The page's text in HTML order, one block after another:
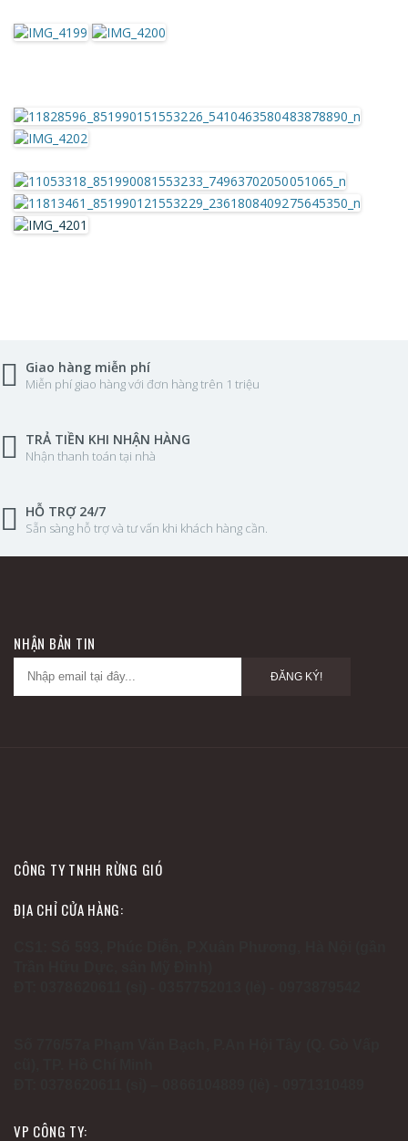
Giao hàng miễn phí
Miễn phí giao hàng với đơn hàng trên 1 triệu
TRẢ TIỀN KHI NHẬN HÀNG
Nhận thanh toán tại nhà
HỖ TRỢ 24/7
Sẵn sàng hỗ trợ và tư vấn khi khách hàng cần.
NHẬN BẢN TIN
ĐĂNG KÝ!
CÔNG TY TNHH RỪNG GIÓ
ĐỊA CHỈ CỬA HÀNG:
VP CÔNG TY: